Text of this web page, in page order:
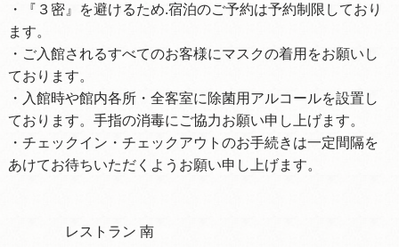
・『３密』を避けるため.宿泊のご予約は予約制限しており
ます。
・ご入館されるすべてのお客様にマスクの着用をお願いし
ております。
・入館時や館内各所・全客室に除菌用アルコールを設置し
ております。手指の消毒にご協力お願い申し上げます。
・チェックイン・チェックアウトのお手続きは一定間隔を
あけてお待ちいただくようお願い申し上げます。
レストラン 南